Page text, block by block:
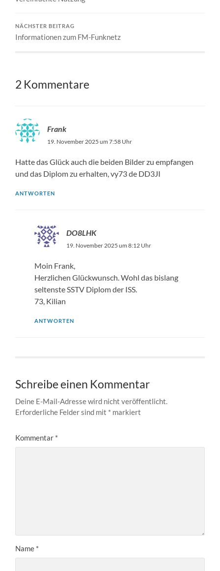
NÄCHSTER BEITRAG
Informationen zum FM-Funknetz
2 Kommentare
Frank
19. November 2025 um 7:58 Uhr
Hatte das Glück auch die beiden Bilder zu empfangen
und das Diplom zu erhalten, vy73 de DD3JI
ANTWORTEN
DO8LHK
19. November 2025 um 8:12 Uhr
Moin Frank,
Herzlichen Glückwunsch. Wohl das bislang
seltenste SSTV Diplom der ISS.
73, Kilian
ANTWORTEN
Schreibe einen Kommentar
Deine E-Mail-Adresse wird nicht veröffentlicht.
Erforderliche Felder sind mit * markiert
Kommentar *
Name *